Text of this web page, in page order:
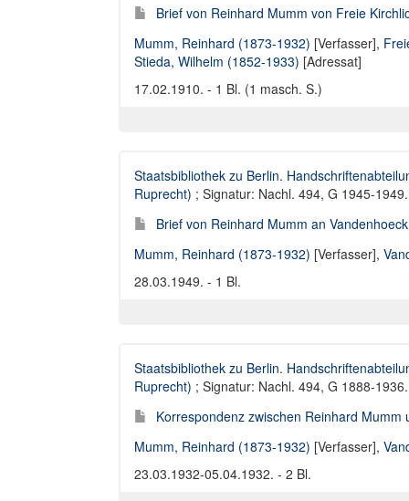
Brief von Reinhard Mumm von Freie
Mumm, Reinhard (1873-1932) [Verfasser],
Stieda, Wilhelm (1852-1933) [Adressat]
17.02.1910. - 1 Bl. (1 masch. S.)
Staatsbibliothek zu Berlin.
Ruprecht) ; Signatur: Nachl. 494, G 1945-
Brief von Reinhard Mumm an
Mumm, Reinhard (1873-1932) [Verfasser],
28.03.1949. - 1 Bl.
Staatsbibliothek zu Berlin.
Ruprecht) ; Signatur: Nachl. 494, G 1888-
Korrespondenz zwischen Reinhard
Mumm, Reinhard (1873-1932) [Verfasser],
23.03.1932-05.04.1932. - 2 Bl.